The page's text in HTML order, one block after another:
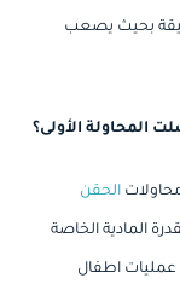
بحيث يصعب
المحاولة الأولى؟
الحقن
المادية الخاصة
عمليات اطفال